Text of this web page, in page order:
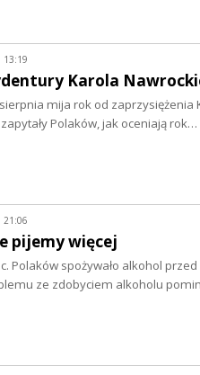
13:19
Karola
mija rok od
Polaków, jak oceniają rok…
21:06
pijemy więcej
Polaków spożywało alkohol
ze zdobyciem alkoholu